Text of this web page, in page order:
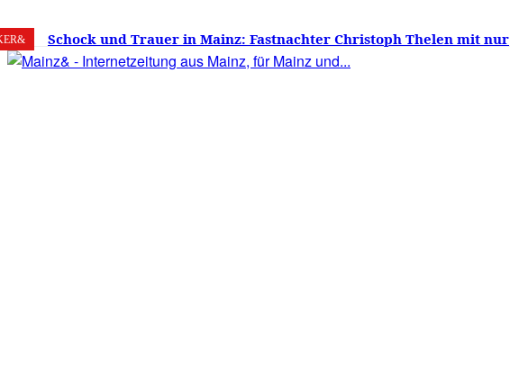
6. August 2026 26.2 Mainz
Schock und Trauer in Mainz: Fastnachter Christoph Thelen mit nur
60 Jahren gestorben – Was ist die Fastnacht ohne…?